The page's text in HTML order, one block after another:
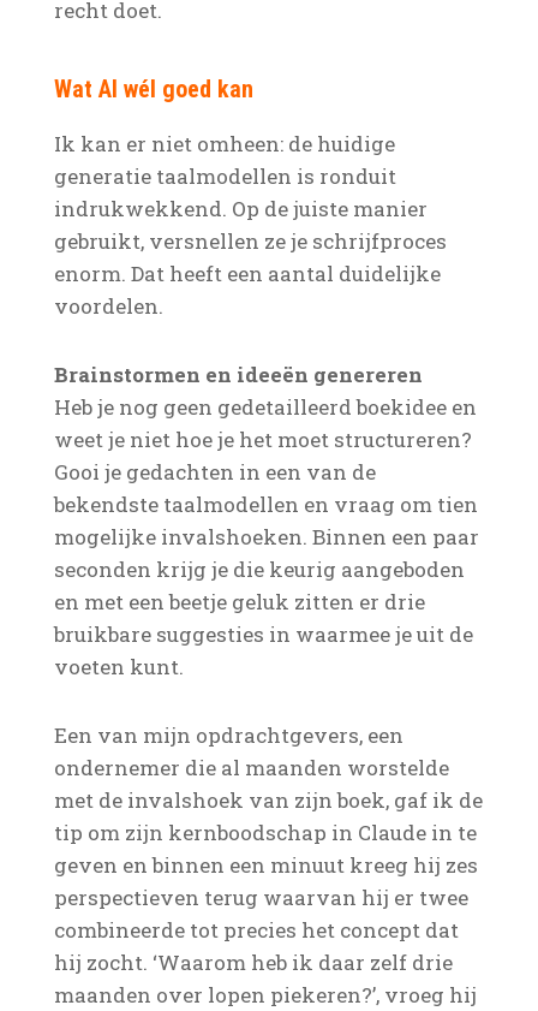
recht doet.
Wat AI wél goed kan
Ik kan er niet omheen: de huidige
generatie taalmodellen is ronduit
indrukwekkend. Op de juiste manier
gebruikt, versnellen ze je schrijfproces
enorm. Dat heeft een aantal duidelijke
voordelen.
Brainstormen en ideeën genereren
Heb je nog geen gedetailleerd boekidee en
weet je niet hoe je het moet structureren?
Gooi je gedachten in een van de
bekendste taalmodellen en vraag om tien
mogelijke invalshoeken. Binnen een paar
seconden krijg je die keurig aangeboden
en met een beetje geluk zitten er drie
bruikbare suggesties in waarmee je uit de
voeten kunt.
Een van mijn opdrachtgevers, een
ondernemer die al maanden worstelde
met de invalshoek van zijn boek, gaf ik de
tip om zijn kernboodschap in Claude in te
geven en binnen een minuut kreeg hij zes
perspectieven terug waarvan hij er twee
combineerde tot precies het concept dat
hij zocht. ‘Waarom heb ik daar zelf drie
maanden over lopen piekeren?’, vroeg hij